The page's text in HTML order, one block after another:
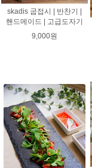
skadis 굽접시 | 반찬기 |
핸드메이드 | 고급도자기
9,000원